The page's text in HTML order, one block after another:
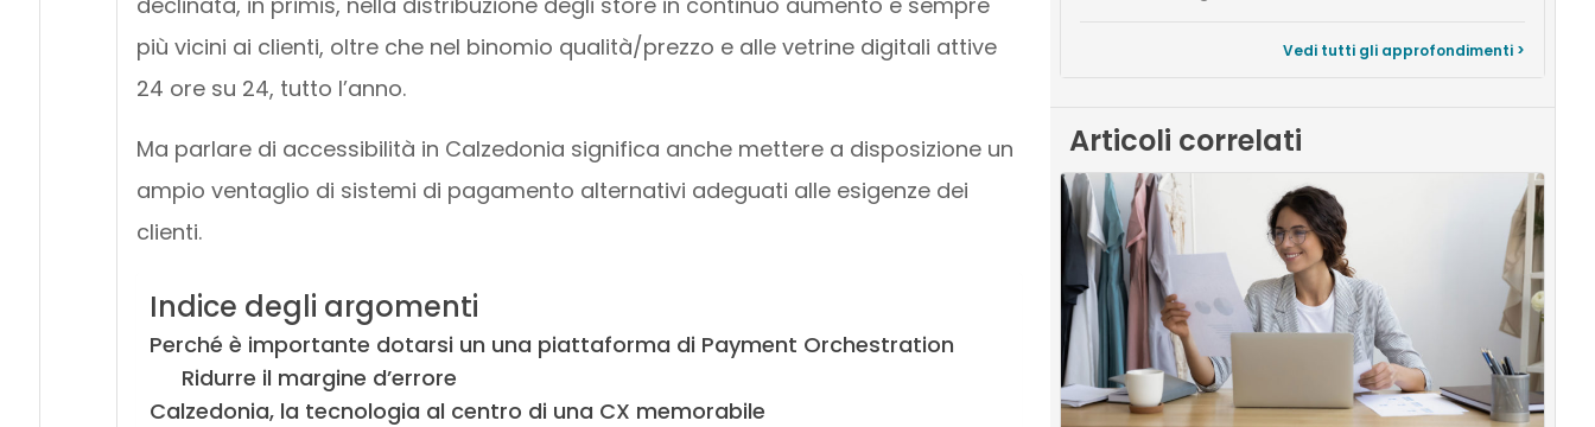
più vicini ai clienti, oltre che nel binomio qualità/prezzo e alle vetrine digitali attive
24 ore su 24, tutto l’anno.
Ma parlare di accessibilità in Calzedonia significa anche mettere a disposizione un
ampio ventaglio di sistemi di pagamento alternativi adeguati alle esigenze dei
clienti.
Indice degli argomenti
Perché è importante dotarsi un una piattaforma di Payment Orchestration
Ridurre il margine d’errore
Calzedonia, la tecnologia al centro di una CX memorabile
Vedi tutti gli approfondimenti >
Articoli correlati